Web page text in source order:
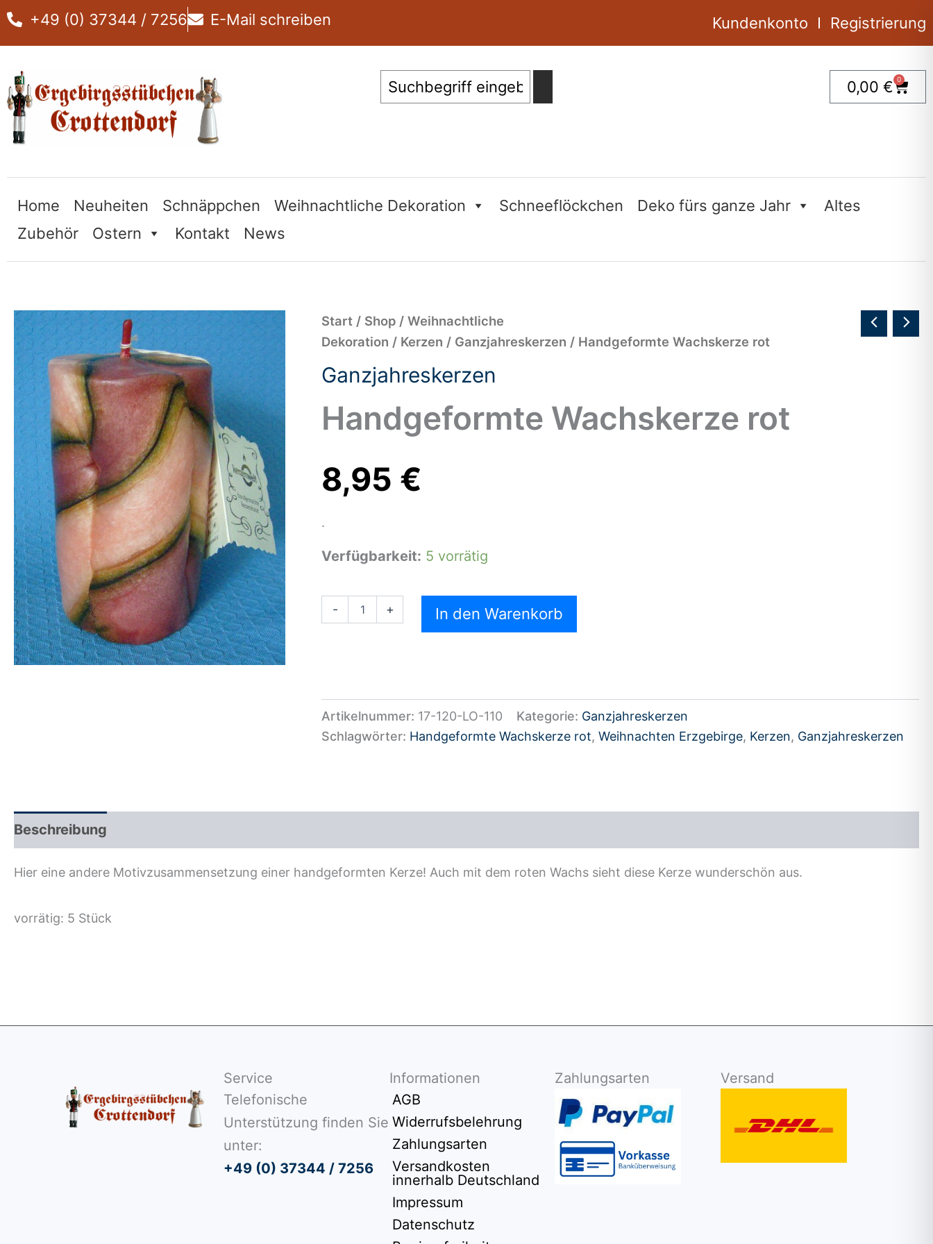
Zum
+49 (0) 37344 / 7256 E-Mail schreiben Kundenkonto Registrierung
0,00 € 0
Home Neuheiten Schnäppchen Weihnachtliche Dekoration Schneeflöckchen Deko fürs ganze Jahr
Altes
Zubehör
Ostern Kontakt News
Start / Shop /Weihnachtliche
Dekoration / Kerzen / Ganzjahreskerzen / Handgeformte Wachskerze rot
Ganzjahreskerzen
Handgeformte Wachskerze rot
8,95 €
.
Verfügbarkeit: 5 vorrätig
-
Handgeformte
Wachskerze
rot
+ In den Warenkorb
Artikelnummer: 17-120-LO-110 Kategorie: Ganzjahreskerzen
Schlagwörter: Handgeformte Wachskerze rot,Weihnachten Erzgebirge, Kerzen, Ganzjahreskerzen
Beschreibung
Hier eine andere Motivzusammensetzung einer handgeformten Kerze! Auch mit dem roten Wachs sieht diese Kerze wunderschön aus.
vorrätig: 5 Stück
Service
Telefonische
Unterstützung finden Sie
unter:
+49 (0) 37344 / 7256
Informationen
AGB
Widerrufsbelehrung
Zahlungsarten
Versandkosten
innerhalb Deutschland
Impressum
Datenschutz
Zahlungsarten Versand